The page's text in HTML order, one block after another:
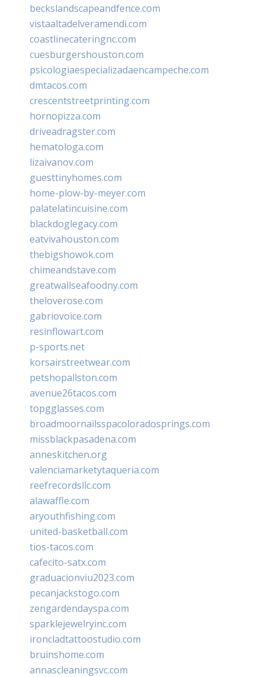
beckslandscapeandfence.com
vistaaltadelveramendi.com
coastlinecateringnc.com
cuesburgershouston.com
psicologiaespecializadaencampeche.com
dmtacos.com
crescentstreetprinting.com
hornopizza.com
driveadragster.com
hematologa.com
lizaivanov.com
guesttinyhomes.com
home-plow-by-meyer.com
palatelatincuisine.com
blackdoglegacy.com
eatvivahouston.com
thebigshowok.com
chimeandstave.com
greatwallseafoodny.com
theloverose.com
gabriovoice.com
resinflowart.com
p-sports.net
korsairstreetwear.com
petshopallston.com
avenue26tacos.com
topgglasses.com
broadmoornailsspacoloradosprings.com
missblackpasadena.com
anneskitchen.org
valenciamarketytaqueria.com
reefrecordsllc.com
alawaffle.com
aryouthfishing.com
united-basketball.com
tios-tacos.com
cafecito-satx.com
graduacionviu2023.com
pecanjackstogo.com
zengardendayspa.com
sparklejewelryinc.com
ironcladtattoostudio.com
bruinshome.com
annascleaningsvc.com